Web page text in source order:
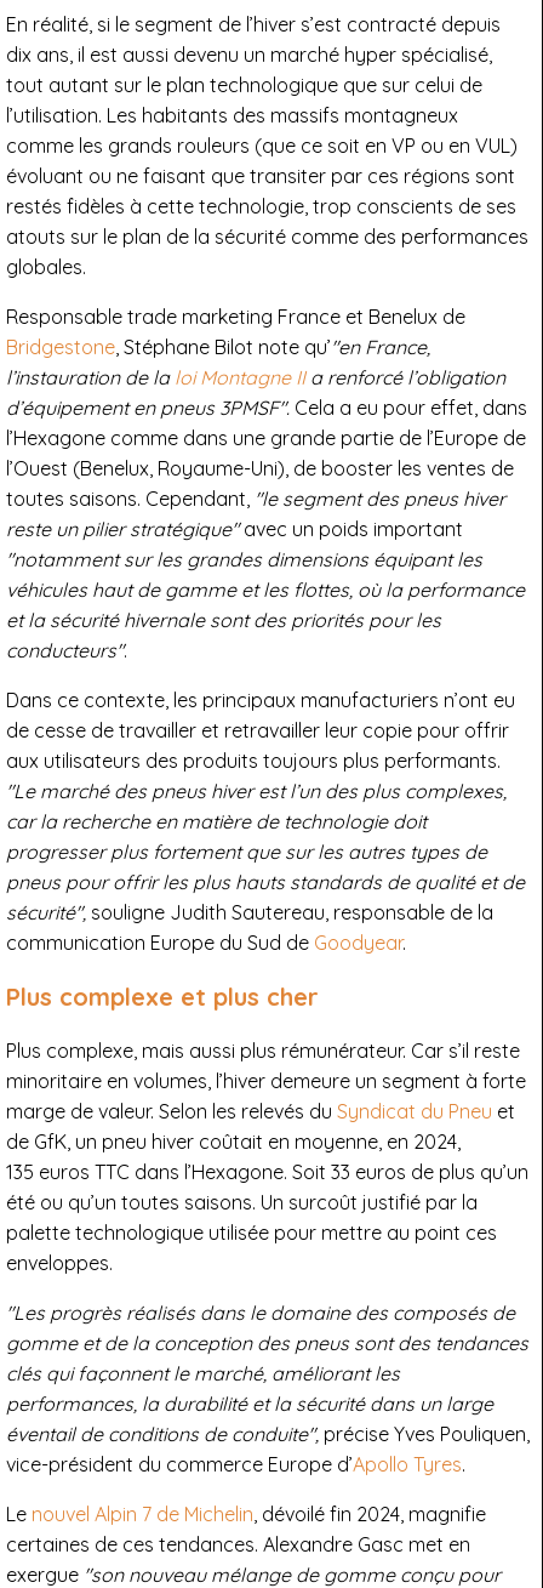
En réalité, si le segment de l’hiver s’est contracté depuis
dix ans, il est aussi devenu un marché hyper spécialisé,
tout autant sur le plan technologique que sur celui de
l’utilisation. Les habitants des massifs montagneux
comme les grands rouleurs (que ce soit en VP ou en VUL)
évoluant ou ne faisant que transiter par ces régions sont
restés fidèles à cette technologie, trop conscients de ses
atouts sur le plan de la sécurité comme des performances
globales.
Responsable trade marketing France et Benelux de
Bridgestone , Stéphane Bilot note qu’"en France,
l’instauration de la loi Montagne IIa renforcé l’obligation
d’équipement en pneus 3PMSF". Cela a eu pour effet, dans
l’Hexagone comme dans une grande partie de l’Europe de
l’Ouest (Benelux, Royaume-Uni), de booster les ventes de
toutes saisons. Cependant, "le segment des pneus hiver
reste un pilier stratégique"avec un poids important
"notamment sur les grandes dimensions équipant les
véhicules haut de gamme et les flottes, où la performance
et la sécurité hivernale sont des priorités pour les
conducteurs".
Dans ce contexte, les principaux manufacturiers n’ont eu
de cesse de travailler et retravailler leur copie pour offrir
aux utilisateurs des produits toujours plus performants.
"Le marché des pneus hiver est l’un des plus complexes,
car la recherche en matière de technologie doit
progresser plus fortement que sur les autres types de
pneus pour offrir les plus hauts standards de qualité et de
sécurité", souligne Judith Sautereau, responsable de la
communication Europe du Sud de Goodyear.
Plus complexe et plus cher
Plus complexe, mais aussi plus rémunérateur. Car s’il reste
minoritaire en volumes, l’hiver demeure un segment à forte
marge de valeur. Selon les relevés du Syndicat du Pneu et
de GfK, un pneu hiver coûtait en moyenne, en 2024,
135 euros TTC dans l’Hexagone. Soit 33 euros de plus qu’un
été ou qu’un toutes saisons. Un surcoût justifié par la
palette technologique utilisée pour mettre au point ces
enveloppes.
"Les progrès réalisés dans le domaine des composés de
gomme et de la conception des pneus sont des tendances
clés qui façonnent le marché, améliorant les
performances, la durabilité et la sécurité dans un large
éventail de conditions de conduite", précise Yves Pouliquen,
vice-président du commerce Europe d’Apollo Tyres.
Le nouvel Alpin 7 de Michelin , dévoilé fin 2024, magnifie
certaines de ces tendances. Alexandre Gasc met en
exergue "son nouveau mélange de gomme conçu pour